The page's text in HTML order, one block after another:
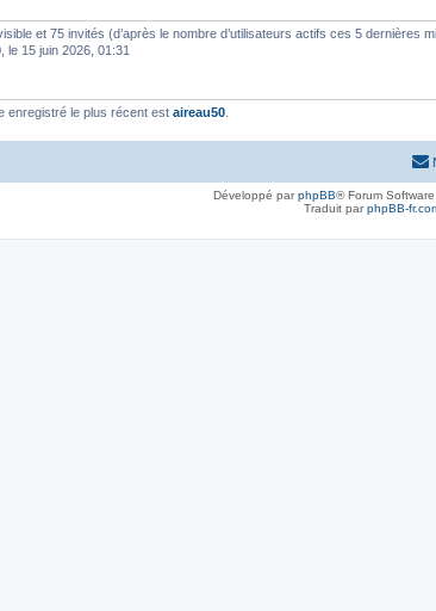
et 75 invités (d’après le nombre d’utilisateurs actifs ces 5 dernières
, le 15 juin 2026, 01:31
enregistré le plus récent est aireau50
Développé parphpBB® Forum
Traduit parphpBB-